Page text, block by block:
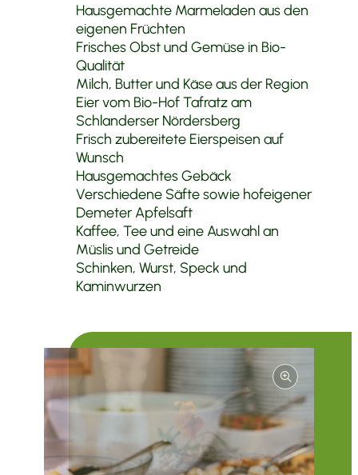
Hausgemachte Marmeladen aus den
eigenen Früchten
Frisches Obst und Gemüse in Bio-
Qualität
Milch, Butter und Käse aus der Region
Eier vom Bio-Hof Tafratz am
Schlanderser Nördersberg
Frisch zubereitete Eierspeisen auf
Wunsch
Hausgemachtes Gebäck
Verschiedene Säfte sowie hofeigener
Demeter Apfelsaft
Kaffee, Tee und eine Auswahl an
Müslis und Getreide
Schinken, Wurst, Speck und
Kaminwurzen